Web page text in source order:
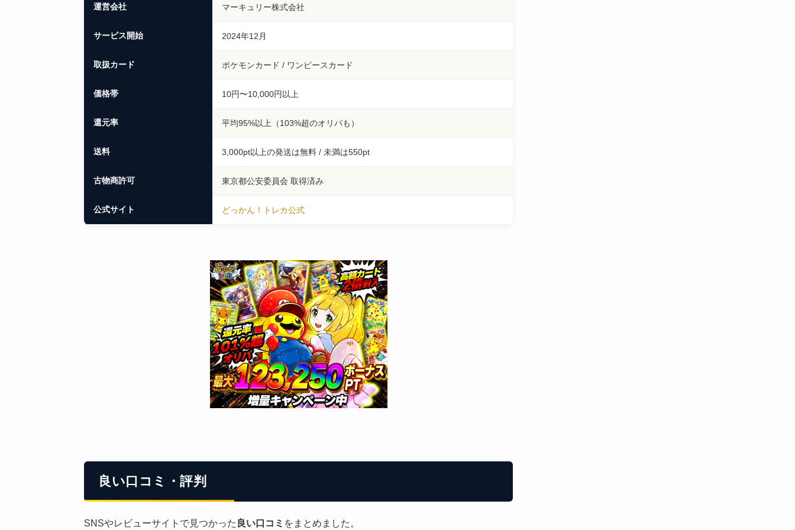
運営会社 マーキュリー株式会社
サービス開始 2024年12月
取扱カード ポケモンカード / ワンピースカード
価格帯 10円〜10,000円以上
還元率 平均95%以上（103%超のオリパも）
送料 3,000pt以上の発送は無料 / 未満は550pt
古物商許可 東京都公安委員会 取得済み
公式サイト どっかん！トレカ公式
良い口コミ・評判
SNSやレビューサイトで見つかった 良い口コミ をまとめました。